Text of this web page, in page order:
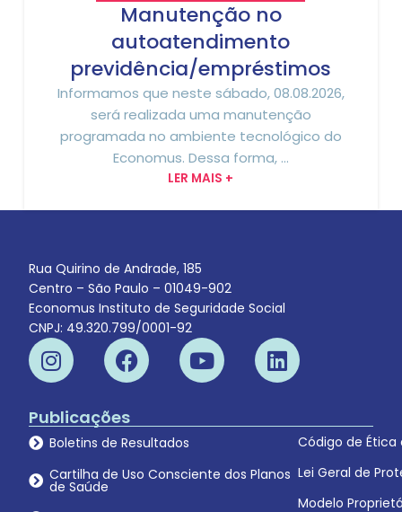
Manutenção no
autoatendimento
previdência/empréstimos
Informamos que neste sábado, 08.08.2026,
será realizada uma manutenção
programada no ambiente tecnológico do
Economus. Dessa forma, ...
LER MAIS +
Rua Quirino de Andrade, 185
Centro – São Paulo – 01049-902
Economus Instituto de Seguridade Social
CNPJ: 49.320.799/0001-92
Publicações
Boletins de Resultados
Cartilha de Uso Consciente dos Planos
de Saúde
Código de
Lei Geral de
Modelo